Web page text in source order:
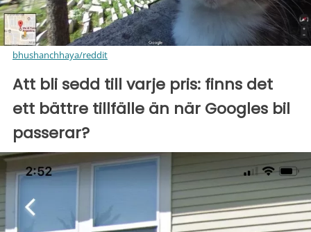
bhushanchhaya/reddit
Att bli sedd till varje pris: finns det
ett bättre tillfälle än när Googles bil
passerar?